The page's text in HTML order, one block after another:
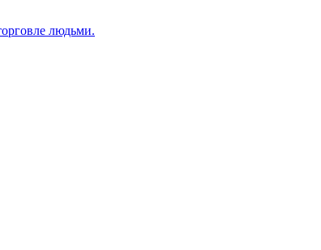
людьми.